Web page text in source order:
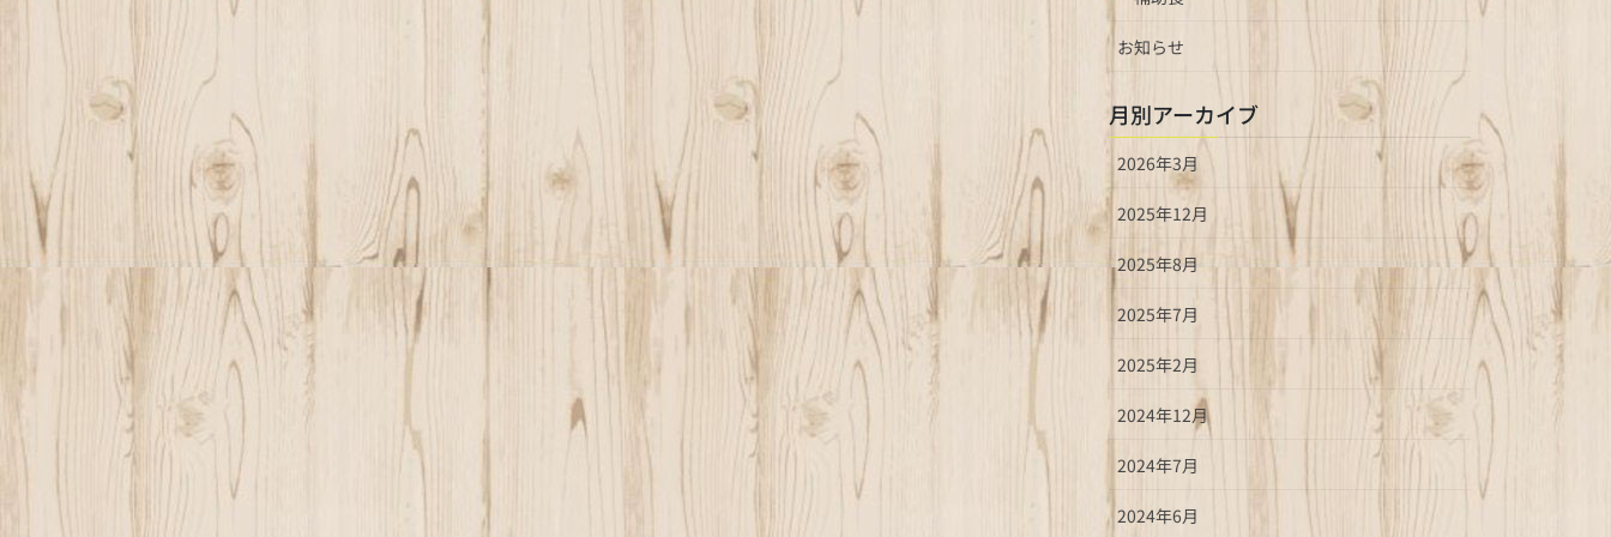
お知らせ
月別アーカイブ
2026年3月
2025年12月
2025年8月
2025年7月
2025年2月
2024年12月
2024年7月
2024年6月